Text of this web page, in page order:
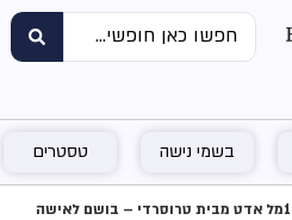
בשמי נישה טסטרים